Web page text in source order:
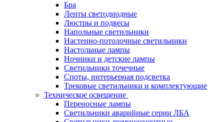
Бра
Ленты светодиодные
Люстры и подвесы
Напольные светильники
Настенно-потолочные светильники
Настольные лампы
Ночники и детские лампы
Светильники точечные
Споты, интерьерная подсветка
Трековые светильники и комплектующие
Техническое освещение
Переносные лампы
Светильники аварийные серии ЛБА